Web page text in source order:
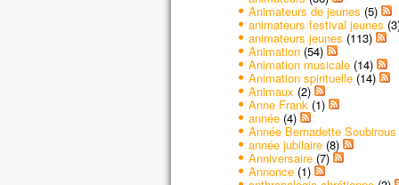
Animateurs de jeunes (5)
animateurs festival jeunes
animateurs jeunes (113)
Animation(54)
Animation musicale(14)
Animation spirituelle(14)
Animaux (2)
Anne Frank(1)
année(4)
Année Bernadette Soubirous
année jubilaire(8)
Anniversaire(7)
Annonce(1)